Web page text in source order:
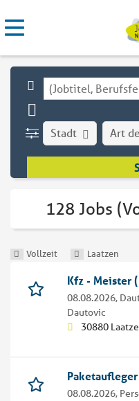
Stadt Art
128 Jobs
Vollzeit Laatzen
Kfz - Meister
08.08.2026,
Dautovic
30880
08.08.2026,